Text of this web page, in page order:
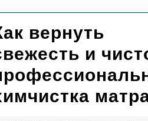
вернуть
и